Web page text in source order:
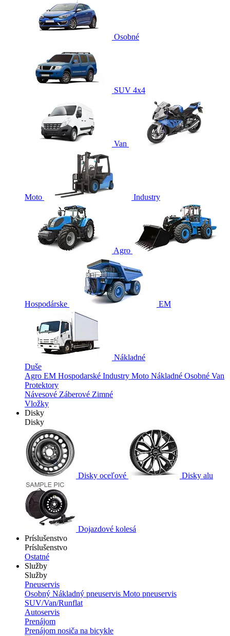
Osobné
SUV 4x4
Van
Moto Industry
Agro
Hospodárske EM
Nákladné
Duše
Agro EM Hospodarské Industry Moto Nákladné Osobné Van
Protektory
Návesové Záberové Zimné
Vložky
Disky
Disky
Disky oceľové Disky alu
Dojazdové kolesá
Príslušenstvo
Príslušenstvo
Ostatné
Služby
Služby
Pneuservis
Osobný Nákladný pneuservis Moto pneuservis
SUV/Van/Runflat
Autoservis
Prenájom
Prenájom nosiča na bicykle